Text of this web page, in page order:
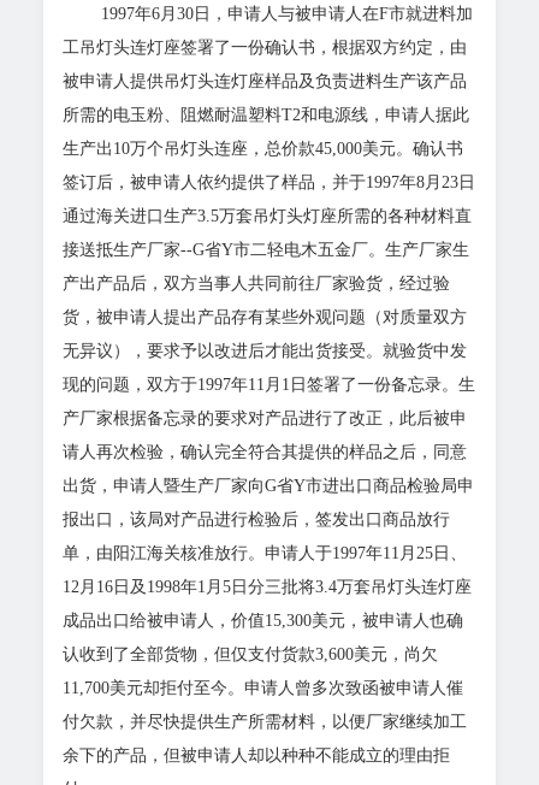
1997年6月30日，申请人与被申请人在F市就进料加
工吊灯头连灯座签署了一份确认书，根据双方约定，由
被申请人提供吊灯头连灯座样品及负责进料生产该产品
所需的电玉粉、阻燃耐温塑料T2和电源线，申请人据此
生产出10万个吊灯头连座，总价款45,000美元。确认书
签订后，被申请人依约提供了样品，并于1997年8月23日
通过海关进口生产3.5万套吊灯头灯座所需的各种材料直
接送抵生产厂家--G省Y市二轻电木五金厂。生产厂家生
产出产品后，双方当事人共同前往厂家验货，经过验
货，被申请人提出产品存有某些外观问题（对质量双方
无异议），要求予以改进后才能出货接受。就验货中发
现的问题，双方于1997年11月1日签署了一份备忘录。生
产厂家根据备忘录的要求对产品进行了改正，此后被申
请人再次检验，确认完全符合其提供的样品之后，同意
出货，申请人暨生产厂家向G省Y市进出口商品检验局申
报出口，该局对产品进行检验后，签发出口商品放行
单，由阳江海关核准放行。申请人于1997年11月25日、
12月16日及1998年1月5日分三批将3.4万套吊灯头连灯座
成品出口给被申请人，价值15,300美元，被申请人也确
认收到了全部货物，但仅支付货款3,600美元，尚欠
11,700美元却拒付至今。申请人曾多次致函被申请人催
付欠款，并尽快提供生产所需材料，以便厂家继续加工
余下的产品，但被申请人却以种种不能成立的理由拒